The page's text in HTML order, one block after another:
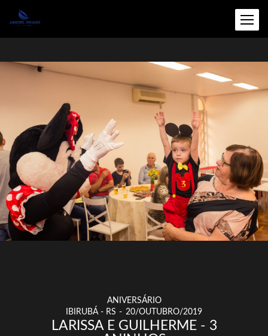
ANIVERSÁRIO
IBIRUBÁ - RS
20/OUTUBRO/2019
LARISSA E GUILHERME - 3